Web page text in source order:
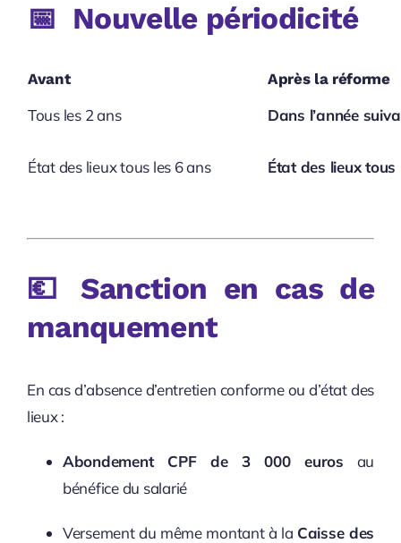
📅 Nouvelle périodicité
Avant Après la réforme
Tous les 2 ans Dans l’année
État des lieux tous les 6 ans État des lieux tous
💶 Sanction en cas de
manquement
En cas d’absence d’entretien conforme ou d’état des
lieux :
Abondement CPF de 3 000 euros au
bénéfice du salarié
Versement du même montant à la Caisse des